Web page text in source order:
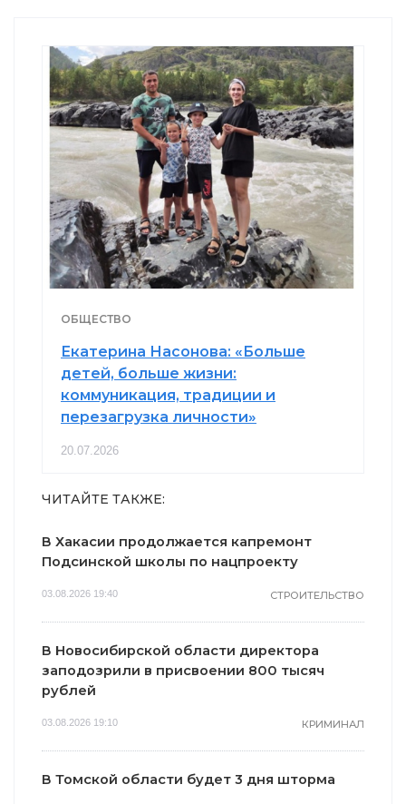
ОБЩЕСТВО
Екатерина Насонова: «Больше
детей, больше жизни:
коммуникация, традиции и
перезагрузка личности»
20.07.2026
ЧИТАЙТЕ ТАКЖЕ:
В Хакасии продолжается капремонт
Подсинской школы по нацпроекту
03.08.2026 19:40 СТРОИТЕЛЬСТВО
В Новосибирской области директора
заподозрили в присвоении 800 тысяч
рублей
03.08.2026 19:10 КРИМИНАЛ
В Томской области будет 3 дня шторма